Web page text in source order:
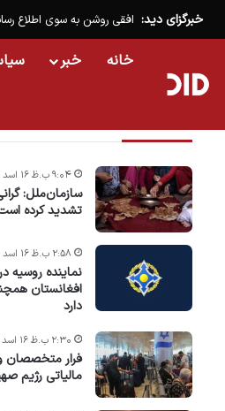
خبرگزای دید: افقی روشن به سوی اطلاع
خانه خبر
سازمان‌ملل:
تشدید کرده
۹:۰۴ ب.ظ ۱۶ اسد ۱۴۰۵
نماینده روسیه
افغانستان
دارد
۲:۵۸ ب.ظ ۱۶ اسد ۱۴۰۵
فرار متخصصان و
مالیاتی رژیم
۲:۳۰ ب.ظ ۱۶ اسد ۱۴۰۵